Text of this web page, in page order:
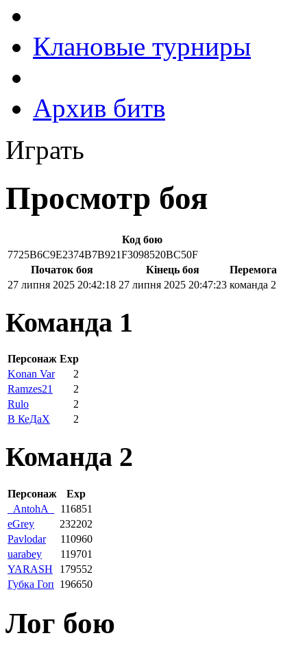
Клановые турниры
Архив битв
Играть
Просмотр боя
Код бою
7725B6C9E2374B7B921F3098520BC50F
Початок боя
Кінець боя
Перемога
27 липня 2025 20:42:18 27 липня 2025 20:47:23 команда 2
Команда 1
Персонаж Exp
Konan Var
2
Ramzes21
2
Rulo
2
В КеДаХ
2
Команда 2
Персонаж
Exp
_AntohA_
116851
eGrey
232202
Pavlodar
110960
uarabey
119701
YARASH
179552
Губка Гоп 196650
Лог бою